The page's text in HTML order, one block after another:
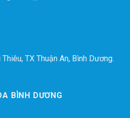
TX Thuận An, Bình Dương.
BÌNH DƯƠNG